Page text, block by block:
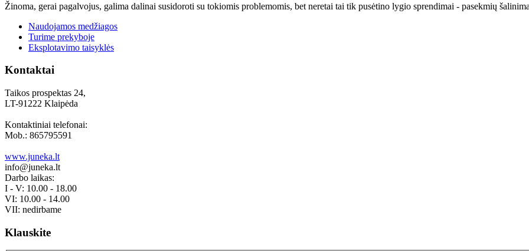
Žinoma, gerai pagalvojus, galima dalinai susidoroti su tokiomis problemomis, bet neretai tai tik pusėtino lygio sprendimai - pasekmių
Naudojamos medžiagos
Turime prekyboje
Eksplotavimo taisyklės
Kontaktai
Taikos prospektas 24,
LT-91222 Klaipėda
Kontaktiniai telefonai:
Mob.: 865795591
www.juneka.lt
info@juneka.lt
Darbo laikas:
I - V: 10.00 - 18.00
VI: 10.00 - 14.00
VII: nedirbame
Klauskite